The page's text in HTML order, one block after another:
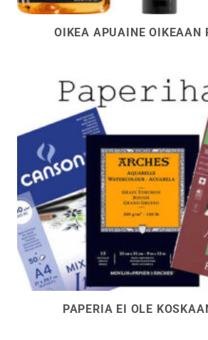
OIKEA APUAINE OIKEAAN
PAPERIA EI OLE